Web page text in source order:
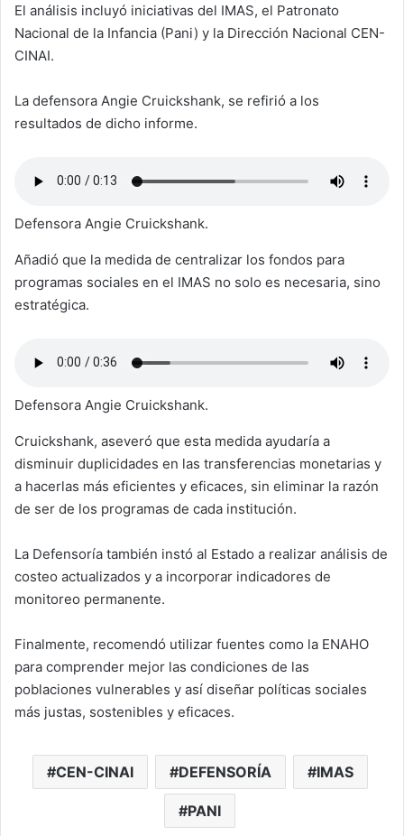
El análisis incluyó iniciativas del IMAS, el Patronato
Nacional de la Infancia (Pani) y la Dirección Nacional CEN-
CINAI.
La defensora Angie Cruickshank, se refirió a los
resultados de dicho informe.
Defensora Angie Cruickshank.
Añadió que la medida de centralizar los fondos para
programas sociales en el IMAS no solo es necesaria, sino
estratégica.
Defensora Angie Cruickshank.
Cruickshank, aseveró que esta medida ayudaría a
disminuir duplicidades en las transferencias monetarias y
a hacerlas más eficientes y eficaces, sin eliminar la razón
de ser de los programas de cada institución.
La Defensoría también instó al Estado a realizar análisis de
costeo actualizados y a incorporar indicadores de
monitoreo permanente.
Finalmente, recomendó utilizar fuentes como la ENAHO
para comprender mejor las condiciones de las
poblaciones vulnerables y así diseñar políticas sociales
más justas, sostenibles y eficaces.
CEN-CINAI DEFENSORÍA IMAS
PANI